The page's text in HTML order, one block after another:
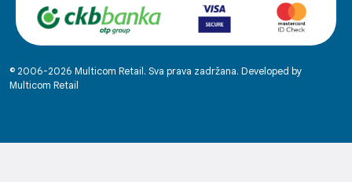
© 2006-2026 Multicom Retail. Sva prava zadržana. Developed by
Multicom Retail